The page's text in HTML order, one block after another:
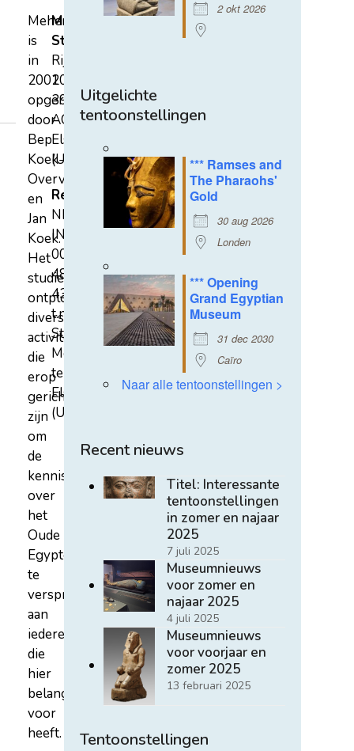
2 okt 2026
Uitgelichte
tentoonstellingen
*** Ramses and
The Pharaohs'
Gold
30 aug 2026
Londen
*** Opening
Grand Egyptian
Museum
31 dec 2030
Caïro
Naar alle tentoonstellingen >
Recent nieuws
Titel: Interessante
tentoonstellingen
in zomer en najaar
2025
7 juli 2025
Museumnieuws
voor zomer en
najaar 2025
4 juli 2025
Museumnieuws
voor voorjaar en
zomer 2025
13 februari 2025
Tentoonstellingen
Mehen
is
in
2002
opgericht
door
Bep
Koek-
Overvest
en
Jan
Koek.
Het
studiecentrum
ontplooit
diverse
activiteiten
die
erop
gericht
zijn
om
de
kennis
over
het
Oude
Egypte
te
verspreiden
aan
iedereen
die
hier
belangstelling
voor
heeft.
Mehen
Studiecentrum
Rijksstraatweg
107A
3921
AC
Elst
(U)
Rekeningnummer
NL31
INGB
0007
4852
43
t.n.v.
Stichting
Mehen
te
Elst
(U)